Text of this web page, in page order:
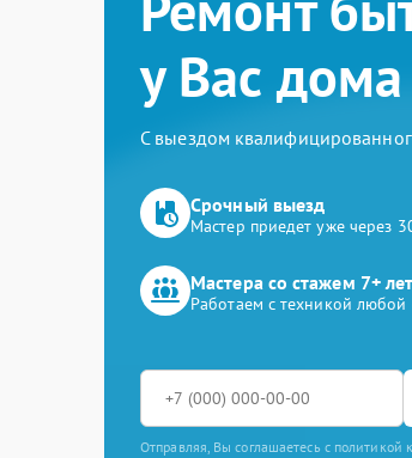
у Вас дома
С выездом
Срочный выезд
Мастер приедет уже через
Мастера со стажем 7+ лет
Работаем с техникой любой
Отправляя, Вы соглашаетесь с политикой